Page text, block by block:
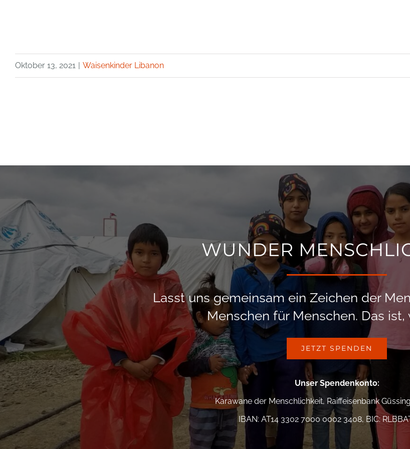
Oktober 13, 2021 | Waisenkinder Libanon
WUNDER
Lasst uns gemeinsam ein Zeichen der
Menschen für Menschen. Das ist,
JETZT SPENDEN
Unser Spendenkonto:
Karawane der Menschlichkeit, Raiffeisenbank
IBAN: AT14 3302 7000 0002 3408, BIC: